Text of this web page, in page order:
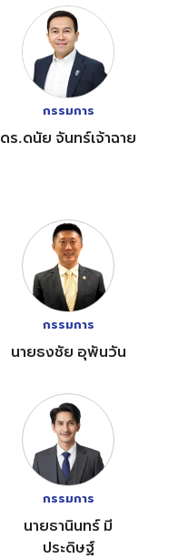
กรรมการ
ดร.ดนัย จันทร์เจ้าฉาย
กรรมการ
นายธงชัย อุพันวัน
กรรมการ
นายธานินทร์ มี
ประดิษฐ์